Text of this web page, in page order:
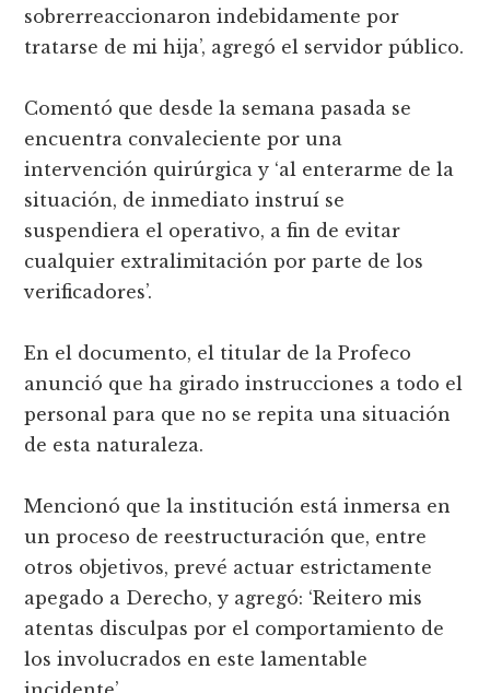
sobrerreaccionaron indebidamente por
tratarse de mi hija’, agregó el servidor público.
Comentó que desde la semana pasada se
encuentra convaleciente por una
intervención quirúrgica y ‘al enterarme de la
situación, de inmediato instruí se
suspendiera el operativo, a fin de evitar
cualquier extralimitación por parte de los
verificadores’.
En el documento, el titular de la Profeco
anunció que ha girado instrucciones a todo el
personal para que no se repita una situación
de esta naturaleza.
Mencionó que la institución está inmersa en
un proceso de reestructuración que, entre
otros objetivos, prevé actuar estrictamente
apegado a Derecho, y agregó: ‘Reitero mis
atentas disculpas por el comportamiento de
los involucrados en este lamentable